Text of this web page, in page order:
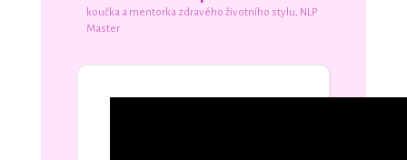
koučka a mentorka zdravého životního stylu, NLP
Master